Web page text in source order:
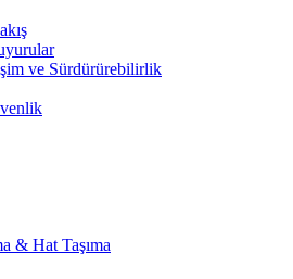
ve Sürdürürebilirlik
& Hat Taşıma